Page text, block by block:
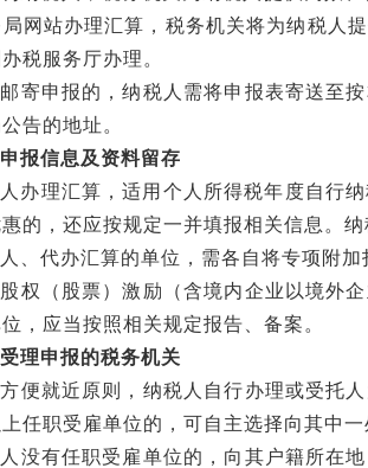
网站办理汇算，税务机关将为纳税人
税服务厅办理。
寄申报的，纳税人需将申报表寄送至
告的地址。
报信息及资料留存
办理汇算，适用个人所得税年度自行
的，还应按规定一并填报相关信息。
、代办汇算的单位，需各自将专项附
权（股票）激励（含境内企业以境外
，应当按照相关规定报告、备案。
理申报的税务机关
便就近原则，纳税人自行办理或受托
任职受雇单位的，可自主选择向其中一
没有任职受雇单位的，向其户籍所在